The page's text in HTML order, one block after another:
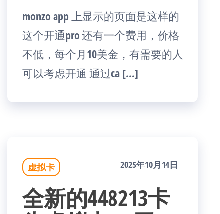
monzo app 上显示的页面是这样的
这个开通pro 还有一个费用，价格
不低，每个月10美金，有需要的人
可以考虑开通 通过ca […]
虚拟卡 2025年10月14日
全新的448213卡